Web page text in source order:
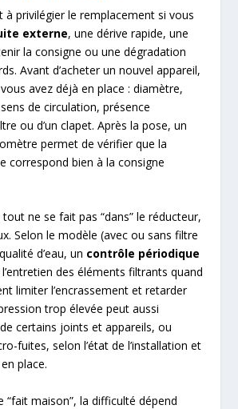
à privilégier le remplacement si vous
externe, une dérive rapide, une
la consigne ou une dégradation
Avant d’acheter un nouvel appareil,
avez déjà en place : diamètre,
de circulation, présence
ou d’un clapet. Après la pose, un
permet de vérifier que la
correspond bien à la consigne
ne se fait pas “dans” le réducteur,
Selon le modèle (avec ou sans filtre
d’eau, un contrôle périodique
des éléments filtrants quand
limiter l’encrassement et retarder
trop élevée peut aussi
de certains joints et appareils, ou
fuites, selon l’état de l’installation et
place.
“fait maison”, la difficulté dépend